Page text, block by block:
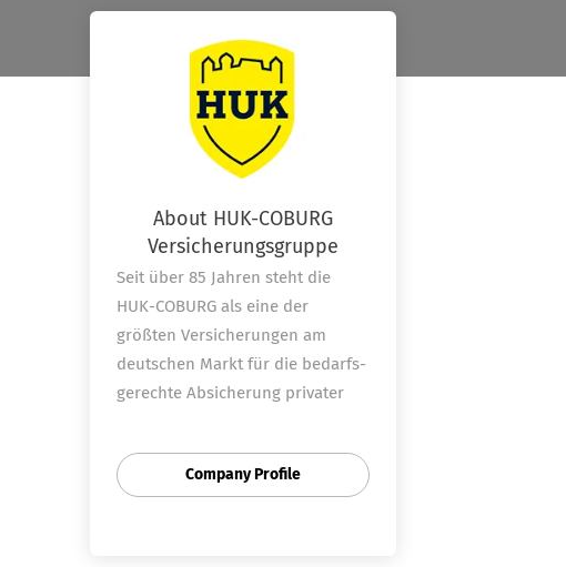
About HUK-COBURG
Versicherungsgruppe
Seit über 85 Jahren steht die
HUK-COBURG als eine der
größten Ver­sicherungen am
deutschen Markt für die bedarfs­
gerechte Ab­sicherung privater
Kund:innen vertrauen uns – weil
wir schon heute an morgen
Company Profile